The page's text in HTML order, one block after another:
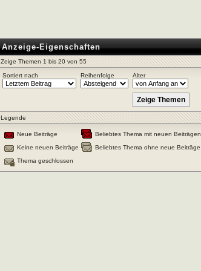
Anzeige-Eigenschaften
Zeige Themen 1 bis 20 von 55
Sortiert nach Reihenfolge Alter
Legende
Neue Beiträge
Beliebtes Thema mit neuen Beiträgen
Keine neuen Beiträge
Beliebtes Thema ohne neue Beiträge
Thema geschlossen